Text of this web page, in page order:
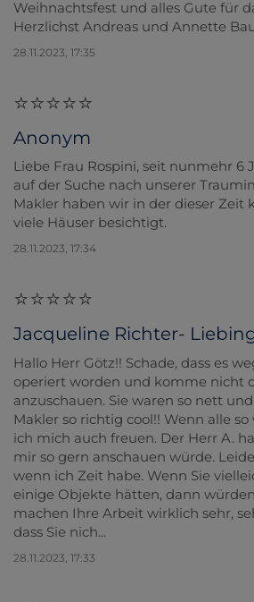
Weihnachtsfest und alles Gute für
Herzlichst Andreas und Annette
28.11.2023, 17:35
Anonym
Liebe Frau Rospini, seit nunmehr 6
auf der Suche nach unserer
Makler haben wir in der dieser Zeit
viele Häuser besichtigt.
28.11.2023, 17:34
Jacqueline Richter-
Hallo Herr Götz!! Schade, dass es
operiert worden und komme nicht
anzuschauen. Sie waren so nett
Makler so richtig cool!! Wenn alle
ich mich auch freuen. Der Herr A.
mir so gern anschauen würde.
wenn ich Zeit habe. Wenn Sie
einige Objekte hätten, dann
machen Ihre Arbeit wirklich sehr,
dass Sie nich...
28.11.2023, 17:33